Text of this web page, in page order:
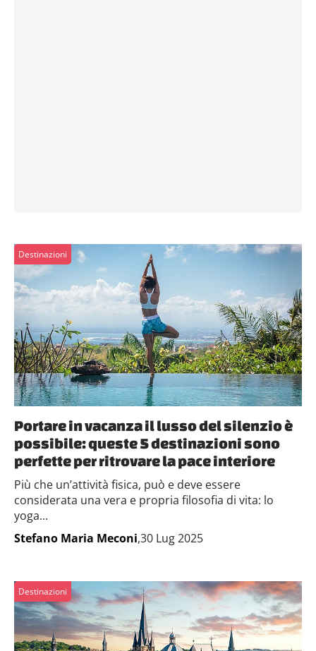
Destinazioni
Portare in vacanza il lusso del silenzio è
possibile: queste 5 destinazioni sono
perfette per ritrovare la pace interiore
Più che un’attività fisica, può e deve essere
considerata una vera e propria filosofia di vita: lo
yoga...
Stefano Maria Meconi,30 Lug 2025
Destinazioni